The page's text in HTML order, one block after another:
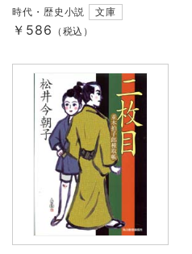
時代・歴史小説 文庫
￥586 （税込）